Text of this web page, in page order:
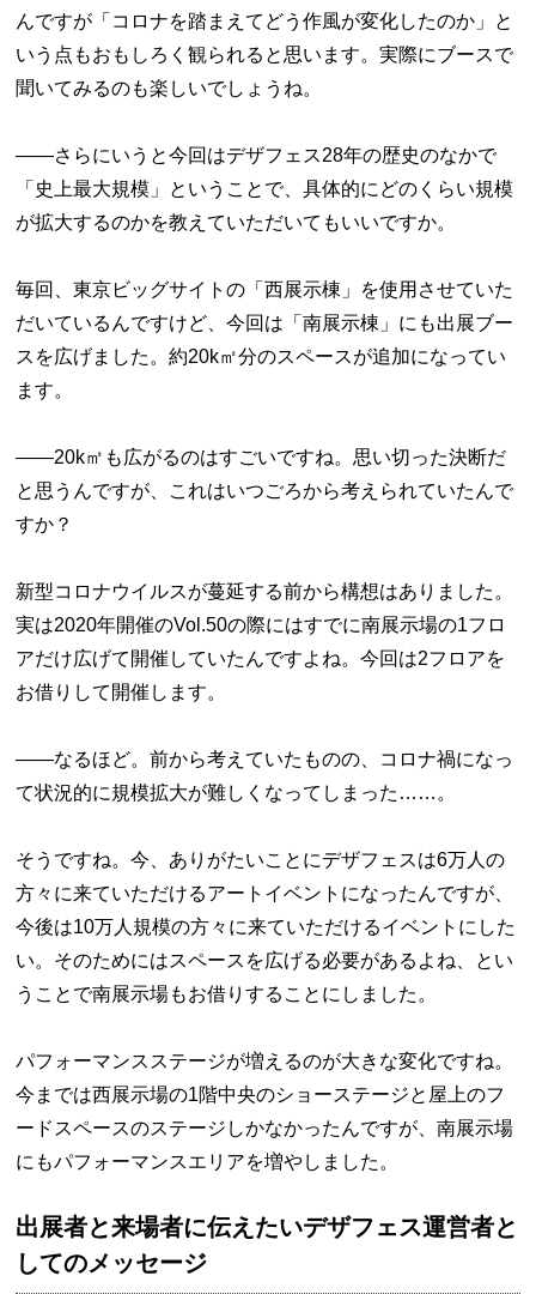
んですが「コロナを踏まえてどう作風が変化したのか」と
いう点もおもしろく観られると思います。実際にブースで
聞いてみるのも楽しいでしょうね。
――さらにいうと今回はデザフェス28年の歴史のなかで
「史上最大規模」ということで、具体的にどのくらい規模
が拡大するのかを教えていただいてもいいですか。
毎回、東京ビッグサイトの「西展示棟」を使用させていた
だいているんですけど、今回は「南展示棟」にも出展ブー
スを広げました。約20k㎡分のスペースが追加になってい
ます。
――20k㎡も広がるのはすごいですね。思い切った決断だ
と思うんですが、これはいつごろから考えられていたんで
すか？
新型コロナウイルスが蔓延する前から構想はありました。
実は2020年開催のVol.50の際にはすでに南展示場の1フロ
アだけ広げて開催していたんですよね。今回は2フロアを
お借りして開催します。
――なるほど。前から考えていたものの、コロナ禍になっ
て状況的に規模拡大が難しくなってしまった……。
そうですね。今、ありがたいことにデザフェスは6万人の
方々に来ていただけるアートイベントになったんですが、
今後は10万人規模の方々に来ていただけるイベントにした
い。そのためにはスペースを広げる必要があるよね、とい
うことで南展示場もお借りすることにしました。
パフォーマンスステージが増えるのが大きな変化ですね。
今までは西展示場の1階中央のショーステージと屋上のフ
ードスペースのステージしかなかったんですが、南展示場
にもパフォーマンスエリアを増やしました。
出展者と来場者に伝えたいデザフェス運営者と
してのメッセージ